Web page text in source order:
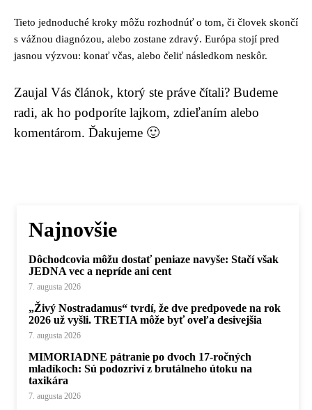
Tieto jednoduché kroky môžu rozhodnúť o tom, či človek skončí
s vážnou diagnózou, alebo zostane zdravý. Európa stojí pred
jasnou výzvou: konať včas, alebo čeliť následkom neskôr.
Zaujal Vás článok, ktorý ste práve čítali? Budeme
radi, ak ho podporíte lajkom, zdieľaním alebo
komentárom. Ďakujeme 🙂
Najnovšie
Dôchodcovia môžu dostať peniaze navyše: Stačí však
JEDNA vec a nepríde ani cent
7. augusta 2026
„Živý Nostradamus“ tvrdí, že dve predpovede na rok
2026 už vyšli. TRETIA môže byť oveľa desivejšia
7. augusta 2026
MIMORIADNE pátranie po dvoch 17-ročných
mladíkoch: Sú podozriví z brutálneho útoku na
taxikára
7. augusta 2026